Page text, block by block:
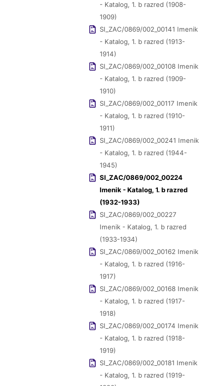
- Katalog, 1. b razred (1908-
1909)
SI_ZAC/0869/002_00141 Imenik
- Katalog, 1. b razred (1913-
1914)
SI_ZAC/0869/002_00108 Imenik
- Katalog, 1. b razred (1909-
1910)
SI_ZAC/0869/002_00117 Imenik
- Katalog, 1. b razred (1910-
1911)
SI_ZAC/0869/002_00241 Imenik
- Katalog, 1. b razred (1944-
1945)
SI_ZAC/0869/002_00224
Imenik - Katalog, 1. b razred
(1932-1933)
SI_ZAC/0869/002_00227
Imenik - Katalog, 1. b razred
(1933-1934)
SI_ZAC/0869/002_00162 Imenik
- Katalog, 1. b razred (1916-
1917)
SI_ZAC/0869/002_00168 Imenik
- Katalog, 1. b razred (1917-
1918)
SI_ZAC/0869/002_00174 Imenik
- Katalog, 1. b razred (1918-
1919)
SI_ZAC/0869/002_00181 Imenik
- Katalog, 1. b razred (1919-